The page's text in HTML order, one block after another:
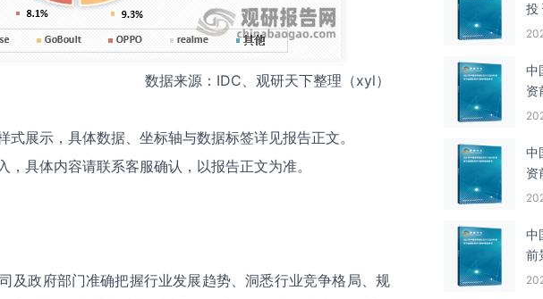
数据来源：IDC、观研天下整理（xyl）
展示，具体数据、坐标轴与数据标签详见报告正文。
具体内容请联系客服确认，以报告正文为准。
及政府部门准确把握行业发展趋势、洞悉行业竞争格局、规
投
年
中
资
中
资
中
前